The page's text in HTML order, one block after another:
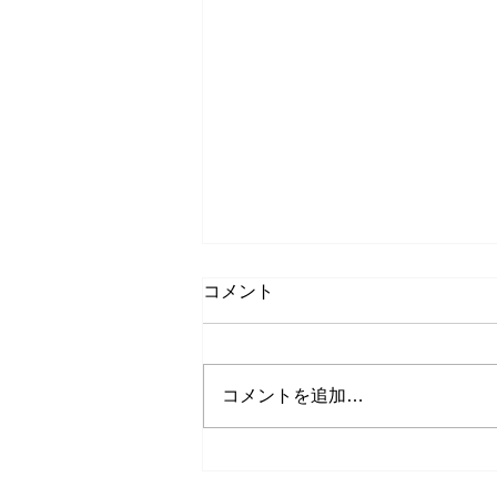
コメント
コメントを追加…